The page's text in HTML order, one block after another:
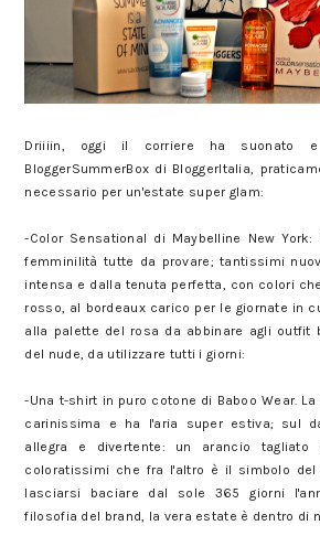
Driiiin, oggi il corriere ha suonato
BloggerSummerBox di BloggerItalia,
necessario per un'estate super glam:
-Color Sensational di Maybelline New
femminilità tutte da provare; tantissimi
intensa e dalla tenuta perfetta, con colori
rosso, al bordeaux carico per le giornate in
alla palette del rosa da abbinare agli outfit
del nude, da utilizzare tutti i giorni:
-Una t-shirt in puro cotone di Baboo Wear.
carinissima e ha l'aria super estiva; sul
allegra e divertente: un arancio
coloratissimi che fra l'altro è il simbolo del
lasciarsi baciare dal sole 365 giorni
filosofia del brand, la vera estate è dentro di